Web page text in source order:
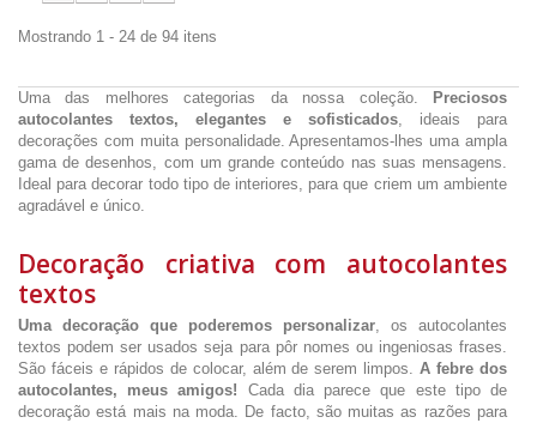
Mostrando 1 - 24 de 94 itens
Uma das melhores categorias da nossa coleção.
Preciosos
autocolantes textos, elegantes e sofisticados, ideais para
decorações com muita personalidade. Apresentamos-lhes uma ampla
gama de desenhos, com um grande conteúdo nas suas mensagens.
Ideal para decorar todo tipo de interiores, para que criem um ambiente
agradável e único.
Decoração criativa com autocolantes
textos
Uma decoração que poderemos personalizar, os autocolantes
textos podem ser usados seja para pôr nomes ou ingeniosas frases.
São fáceis e rápidos de colocar, além de serem limpos.A febre dos
autocolantes, meus amigos! Cada dia parece que este tipo de
decoração está mais na moda. De facto, são muitas as razões para